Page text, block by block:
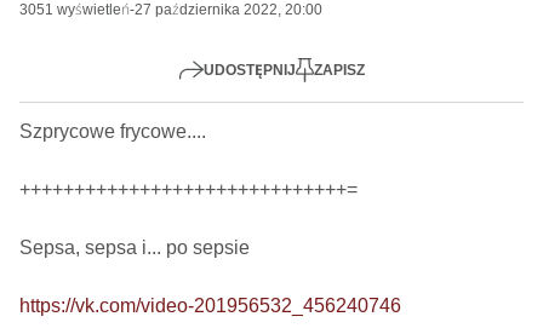
3051 wyświetleń-27 października 2022, 20:00
UDOSTĘPNIJ ZAPISZ
Szprycowe frycowe....
++++++++++++++++++++++++++++++=
Sepsa, sepsa i... po sepsie
https://vk.com/video-201956532_456240746